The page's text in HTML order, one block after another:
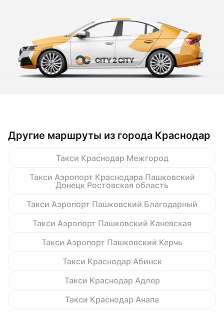
Другие маршруты из города Краснодар
Такси Краснодар Межгород
Такси Аэропорт Краснодара Пашковский
Донецк Ростовская область
Такси Аэропорт Пашковский Благодарный
Такси Аэропорт Пашковский Каневская
Такси Аэропорт Пашковский Керчь
Такси Краснодар Абинск
Такси Краснодар Адлер
Такси Краснодар Анапа